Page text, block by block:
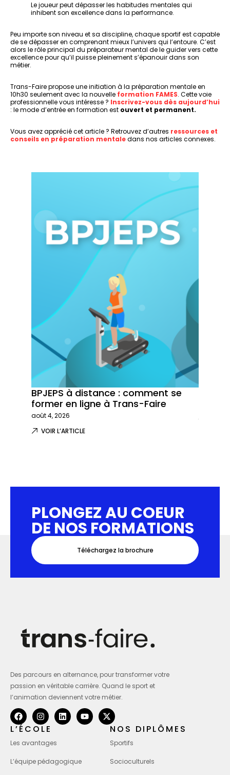
Le joueur peut dépasser les habitudes mentales qui
inhibent son excellence dans la performance.
Peu importe son niveau et sa discipline, chaque sportif est capable
de se dépasser en comprenant mieux l’univers qui l’entoure. C’est
alors le rôle principal du préparateur mental de le guider vers cette
excellence pour qu’il puisse pleinement s’épanouir dans son
métier.
Trans-Faire propose une initiation à la préparation mentale en
10h30 seulement avec la nouvelle formation FAMES. Cette voie
professionnelle vous intéresse ? Inscrivez-vous dès aujourd’hui
: le mode d’entrée en formation est ouvert et permanent.
Vous avez apprécié cet article ? Retrouvez d’autres ressources et
conseils en préparation mentaledans nos articles connexes.
BPJEPS à distance : comment se
former en ligne à Trans-Faire
août 4, 2026
VOIR L’ARTICLE
PLONGEZ AU COEUR
DE NOS FORMATIONS
Téléchargez la brochure
Des parcours en alternance, pour transformer votre
passion en véritable carrière. Quand le sport et
l’animation deviennent votre métier.
L’ÉCOLE
Les avantages
L’équipe pédagogique
NOS DIPLÔMES
Sportifs
Socioculturels